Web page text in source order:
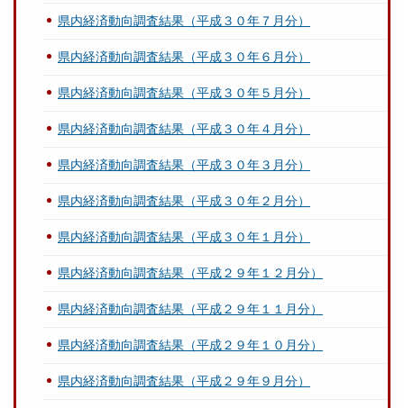
県内経済動向調査結果（平成３０年７月分）
県内経済動向調査結果（平成３０年６月分）
県内経済動向調査結果（平成３０年５月分）
県内経済動向調査結果（平成３０年４月分）
県内経済動向調査結果（平成３０年３月分）
県内経済動向調査結果（平成３０年２月分）
県内経済動向調査結果（平成３０年１月分）
県内経済動向調査結果（平成２９年１２月分）
県内経済動向調査結果（平成２９年１１月分）
県内経済動向調査結果（平成２９年１０月分）
県内経済動向調査結果（平成２９年９月分）